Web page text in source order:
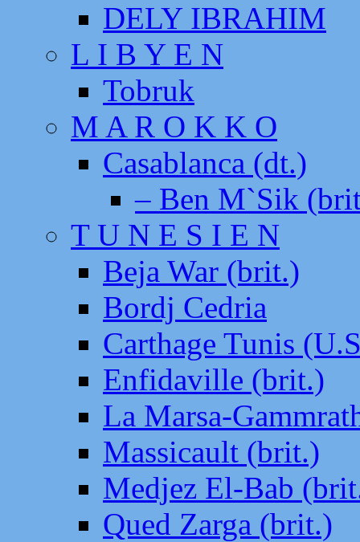
DELY IBRAHIM
L I B Y E N
Tobruk
M A R O K K O
Casablanca (dt.)
– Ben M`Sik
T U N E S I E N
Beja War (brit.)
Bordj Cedria
Carthage Tunis
Enfidaville (brit.)
La Marsa-
Massicault (brit.)
Medjez El-Bab
Qued Zarga (brit.)